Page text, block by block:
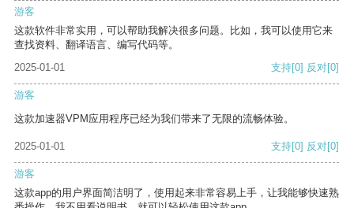
游客
这款软件非常实用，可以帮助我解决很多问题。比如，我可以使用它来
查找资料、翻译语言、编写代码等。
2025-01-01
支持[0] 反对[0]
游客
这款加速器VPM应用程序已经为我们带来了无限的流畅体验。
2025-01-01 支持[0] 反对[0]
游客
这款app的用户界面简洁明了，使用起来非常容易上手，让我能够快速熟